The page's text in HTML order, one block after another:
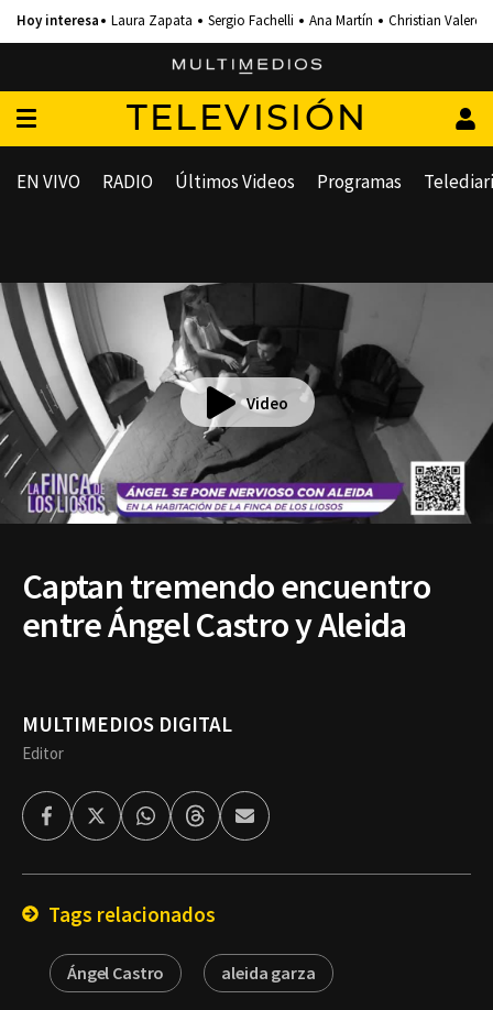
Laura Zapata Sergio Fachelli Ana Martín Christian Valero
TELEVISIÓN
EN VIVO RADIO Últimos Videos Programas
Video
Captan tremendo encuentro
entre Ángel Castro y Aleida
MULTIMEDIOS DIGITAL
Editor
FacebookTwitterWhatsappThreadsEnviar
por
Tags relacionados
Ángel Castro aleida garza